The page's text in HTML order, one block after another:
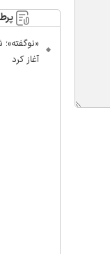
آغاز کرد